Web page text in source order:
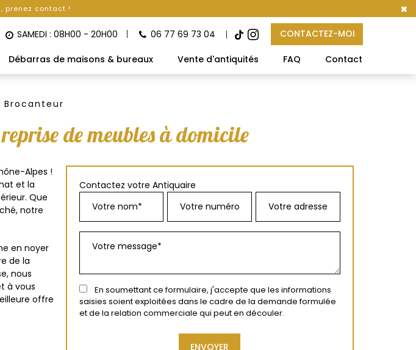
prenez contact ! ×
SAMEDI : 08H00 - 20H00 06 77 69 73 04 CONTACTEZ-MOI
Débarras de maisons & bureaux Vente d'antiquités FAQ Contact
Brocanteur
de meubles à domicile
Alpes !
et la
Que
notre
en noyer
de la
nous
à vous
offre
Contactez votre Antiquaire
En soumettant ce formulaire, j'accepte que les informations
saisies soient exploitées dans le cadre de la demande formulée
et de la relation commerciale qui peut en découler.